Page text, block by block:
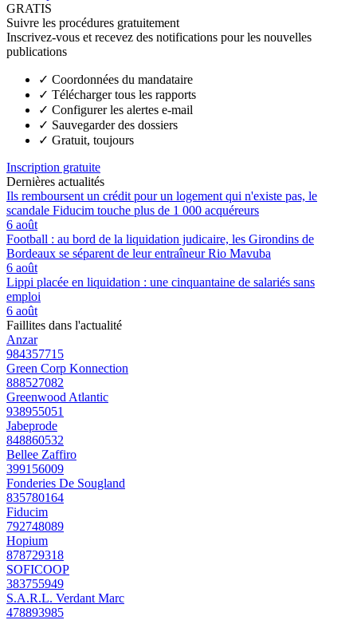
GRATIS
Suivre les procédures gratuitement
Inscrivez-vous et recevez des notifications pour les nouvelles
publications
✓ Coordonnées du mandataire
✓ Télécharger tous les rapports
✓ Configurer les alertes e-mail
✓ Sauvegarder des dossiers
✓ Gratuit, toujours
Inscription gratuite
Dernières actualités
Ils remboursent un crédit pour un logement qui n'existe pas, le
scandale Fiducim touche plus de 1 000 acquéreurs
6 août
Football : au bord de la liquidation judicaire, les Girondins de
Bordeaux se séparent de leur entraîneur Rio Mavuba
6 août
Lippi placée en liquidation : une cinquantaine de salariés sans
emploi
6 août
Faillites dans l'actualité
Anzar
984357715
Green Corp Konnection
888527082
Greenwood Atlantic
938955051
Jabeprode
848860532
Bellee Zaffiro
399156009
Fonderies De Sougland
835780164
Fiducim
792748089
Hopium
878729318
SOFICOOP
383755949
S.A.R.L. Verdant Marc
478893985